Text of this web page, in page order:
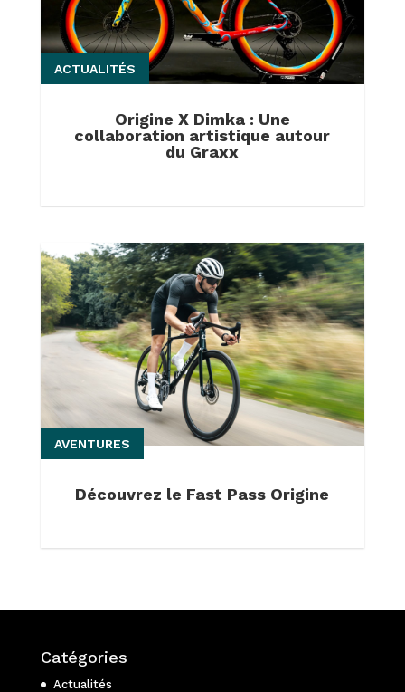
Origine X Dimka : Une
collaboration artistique autour
du Graxx
ACTUALITÉS
Découvrez le Fast Pass Origine
AVENTURES
Catégories
Actualités